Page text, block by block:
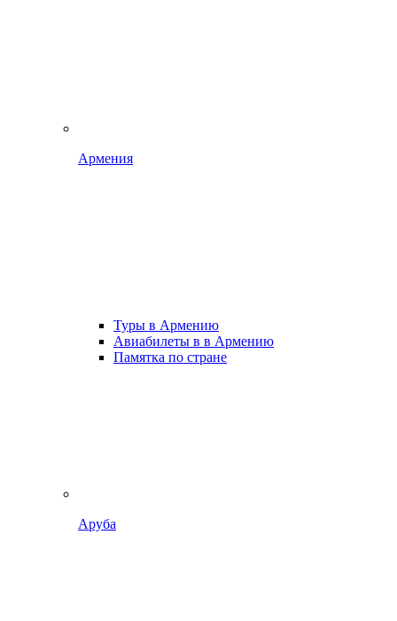
Армения
Туры в Армению
Авиабилеты в в Армению
Памятка по стране
Аруба